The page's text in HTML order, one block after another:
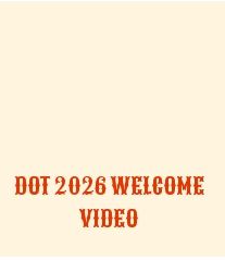
DOT 2026 WELCOME
VIDEO